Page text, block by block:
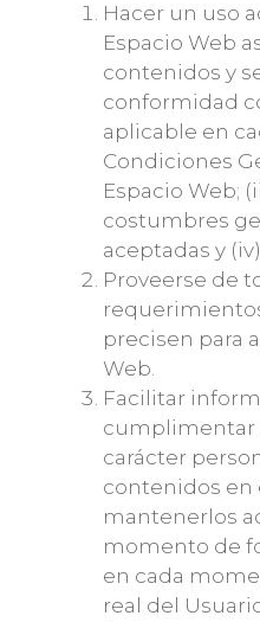
Hacer un uso
Espacio Web
contenidos y
conformidad
aplicable en
Condiciones
Espacio Web;
costumbres
aceptadas y
Proveerse de
precisen para
Web.
Facilitar
cumplimentar
carácter
contenidos en
mantenerlos
momento de
en cada
real del